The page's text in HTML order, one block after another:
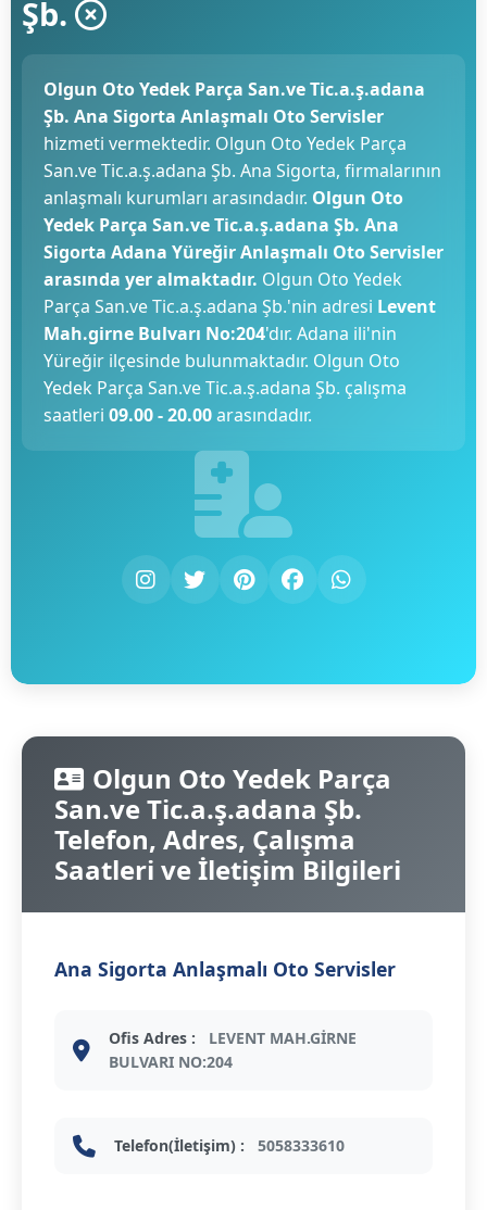
Şb.
Olgun Oto Yedek Parça San.ve Tic.a.ş.adana
Şb. Ana Sigorta Anlaşmalı Oto Servisler
hizmeti vermektedir. Olgun Oto Yedek Parça
San.ve Tic.a.ş.adana Şb. Ana Sigorta, firmalarının
anlaşmalı kurumları arasındadır. Olgun Oto
Yedek Parça San.ve Tic.a.ş.adana Şb. Ana
Sigorta Adana Yüreğir Anlaşmalı Oto Servisler
arasında yer almaktadır. Olgun Oto Yedek
Parça San.ve Tic.a.ş.adana Şb.'nin adresi Levent
Mah.girne Bulvarı No:204'dır. Adana ili'nin
Yüreğir ilçesinde bulunmaktadır. Olgun Oto
Yedek Parça San.ve Tic.a.ş.adana Şb. çalışma
saatleri 09.00 - 20.00arasındadır.
Olgun Oto Yedek Parça
San.ve Tic.a.ş.adana Şb.
Telefon, Adres, Çalışma
Saatleri ve İletişim Bilgileri
Ana Sigorta Anlaşmalı Oto Servisler
Ofis Adres :
LEVENT MAH.GİRNE
BULVARI NO:204
Telefon(İletişim) : 5058333610